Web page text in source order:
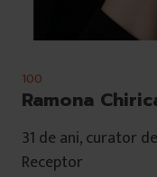
100
Ramona
31 de ani, curator
Receptor